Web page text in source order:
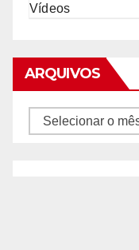
Vídeos
ARQUIVOS
Arquivos